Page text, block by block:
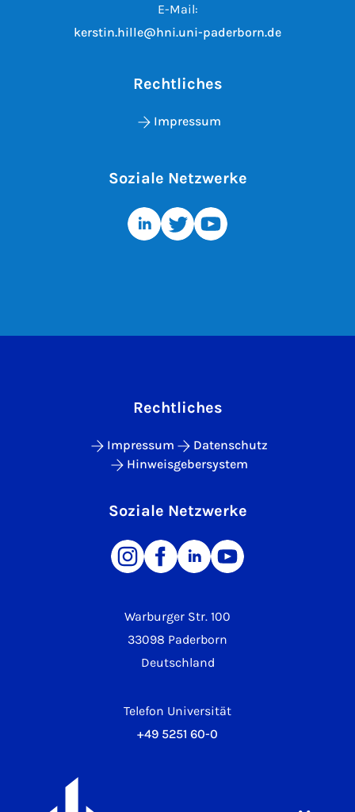
E-Mail:
kerstin.hille@hni.uni-paderborn.de
Rechtliches
Impressum
Soziale Netzwerke
Warburger Str. 100
33098 Paderborn
Deutschland
Telefon Universität
+49 5251 60-0
Rechtliches
Impressum
Datenschutz
Hinweisgebersystem
Soziale Netzwerke